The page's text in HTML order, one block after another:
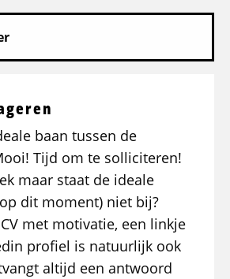
baan tussen de
Tijd om te solliciteren!
maar staat de ideale
dit moment) niet bij?
met motivatie, een linkje
profiel is natuurlijk ook
altijd een antwoord